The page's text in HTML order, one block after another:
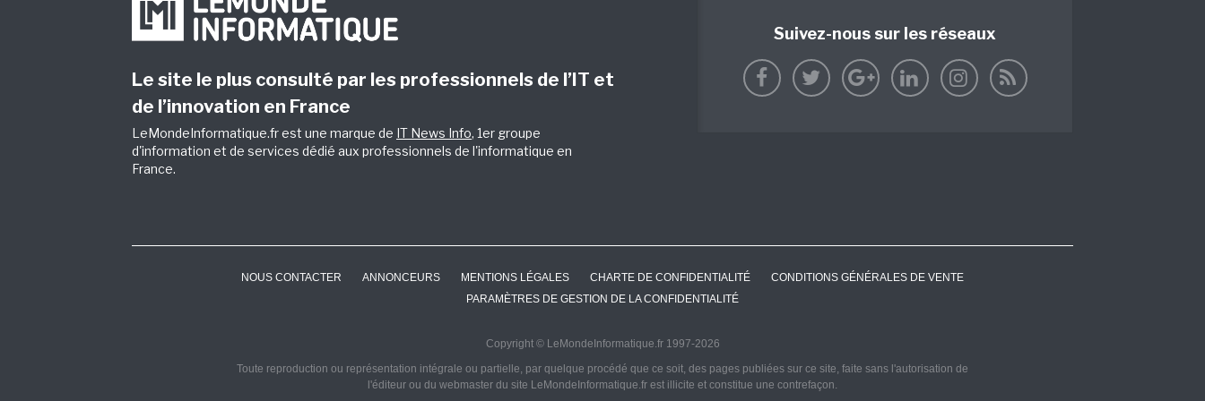
Le site le plus consulté par les professionnels de l’IT et
de l’innovation en France
LeMondeInformatique.fr est une marque de IT News Info, 1er groupe
d'information et de services dédié aux professionnels de l'informatique en
France.
Suivez-nous sur les réseaux
NOUS CONTACTER ANNONCEURS MENTIONS LÉGALES CHARTE DE CONFIDENTIALITÉ
CONDITIONS GÉNÉRALES DE VENTE
PARAMÈTRES DE GESTION DE LA CONFIDENTIALITÉ
Copyright © LeMondeInformatique.fr 1997-2026
Toute reproduction ou représentation intégrale ou partielle, par quelque procédé que ce soit, des pages publiées sur ce site, faite sans l'autorisation de
l'éditeur ou du webmaster du site LeMondeInformatique.fr est illicite et constitue une contrefaçon.